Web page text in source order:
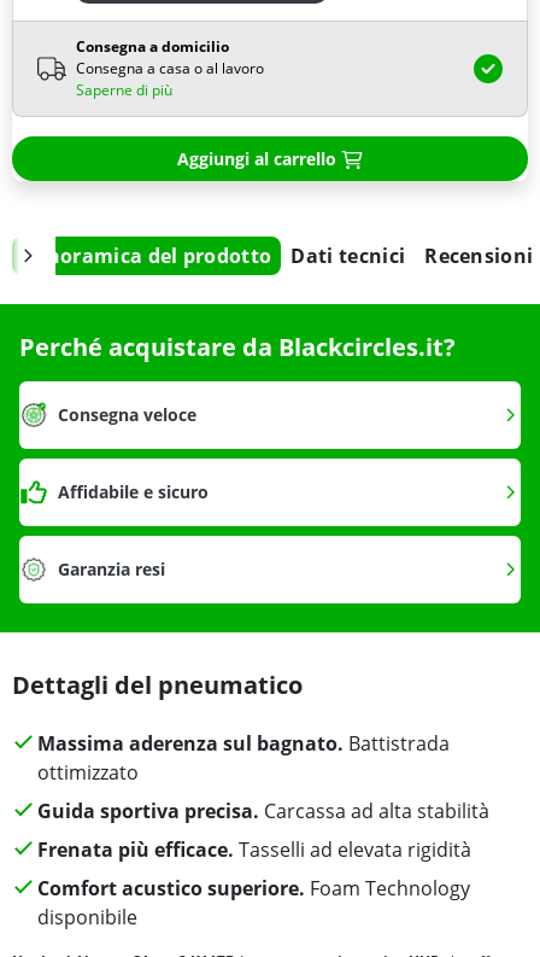
Consegna a domicilio
Consegna a casa o al lavoro
Saperne di più
Aggiungi al carrello
Panoramica del prodotto Dati tecnici Recensioni
Perché acquistare da Blackcircles.it?
Consegna veloce
Affidabile e sicuro
Garanzia resi
Dettagli del pneumatico
Massima aderenza sul bagnato. Battistrada
ottimizzato
Guida sportiva precisa. Carcassa ad alta stabilità
Frenata più efficace. Tasselli ad elevata rigidità
Comfort acustico superiore. Foam Technology
disponibile